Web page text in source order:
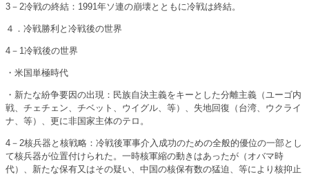
3－2冷戦の終結：1991年ソ連の崩壊とともに冷戦は終結。
４．冷戦勝利と冷戦後の世界
4－1冷戦後の世界
・米国単極時代
・新たな紛争要因の出現：民族自決主義をキーとした分離主義（ユーゴ内
戦、チェチェン、チベット、ウイグル、等）、失地回復（台湾、ウクライ
ナ、等）、更に非国家主体のテロ。
4－2核兵器と核戦略：冷戦後軍事介入成功のための全般的優位の一部とし
て核兵器が位置付けられた。一時核軍縮の動きはあったが（オバマ時
代）、新たな保有又はその疑い、中国の核保有数の猛迫、等により核抑止